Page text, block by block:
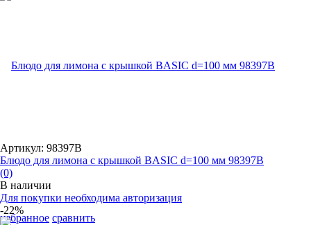
избранное сравнить
Артикул: 98397B
Блюдо для лимона с крышкой BASIC d=100 мм 98397B
(0)
В наличии
Для покупки необходима авторизация
-22%